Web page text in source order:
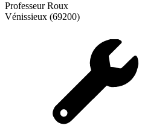
Professeur Roux
Vénissieux (69200)